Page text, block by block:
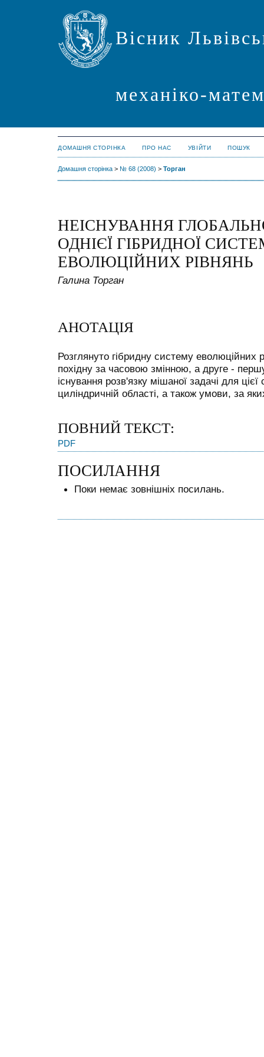
Вісник
механіко-
ДОМАШНЯ СТОРІНКА ПРО НАС УВІЙТИ ПОШУК
Домашня сторінка > № 68 (2008) > Торган
НЕІСНУВАННЯ
ОДНІЄЇ ГІБРИДНОЇ
ЕВОЛЮЦІЙНИХ РІВНЯНЬ
Галина Торган
АНОТАЦІЯ
Розглянуто гібридну систему еволюційних
похідну за часовою змінною, а друге -
існування розв'язку мішаної задачі для
циліндричній області, а також умови, за
ПОВНИЙ ТЕКСТ:
PDF
ПОСИЛАННЯ
Поки немає зовнішніх посилань.